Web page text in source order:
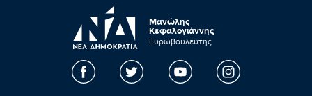
Μανώλης
Κεφαλογιάννης
Ευρωβουλευτής